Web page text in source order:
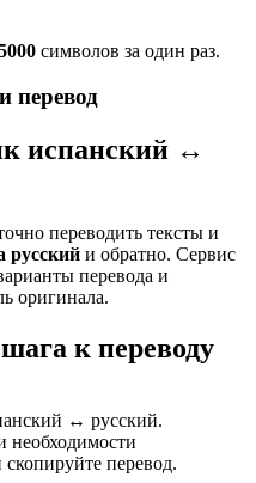
символов за один раз.
перевод
испанский ↔
переводить тексты и
русский и обратно. Сервис
перевода и
оригинала.
к переводу
↔ русский.
скопируйте перевод.